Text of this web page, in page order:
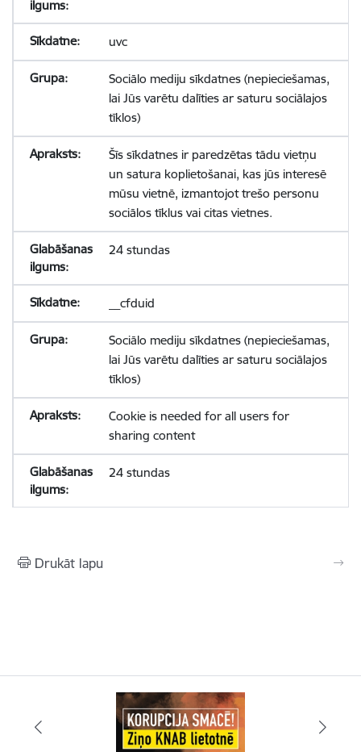
uvc
Sociālo mediju sīkdatnes (nepieciešamas,
lai Jūs varētu dalīties ar saturu sociālajos
tīklos)
Šīs sīkdatnes ir paredzētas tādu vietņu
un satura koplietošanai, kas jūs interesē
mūsu vietnē, izmantojot trešo personu
sociālos tīklus vai citas vietnes.
24 stundas
__cfduid
Sociālo mediju sīkdatnes (nepieciešamas,
lai Jūs varētu dalīties ar saturu sociālajos
tīklos)
Cookie is needed for all users for
sharing content
24 stundas
Drukāt lapu